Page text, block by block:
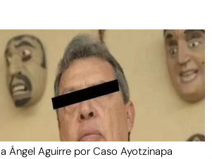
Ángel Aguirre por Caso Ayotzinapa